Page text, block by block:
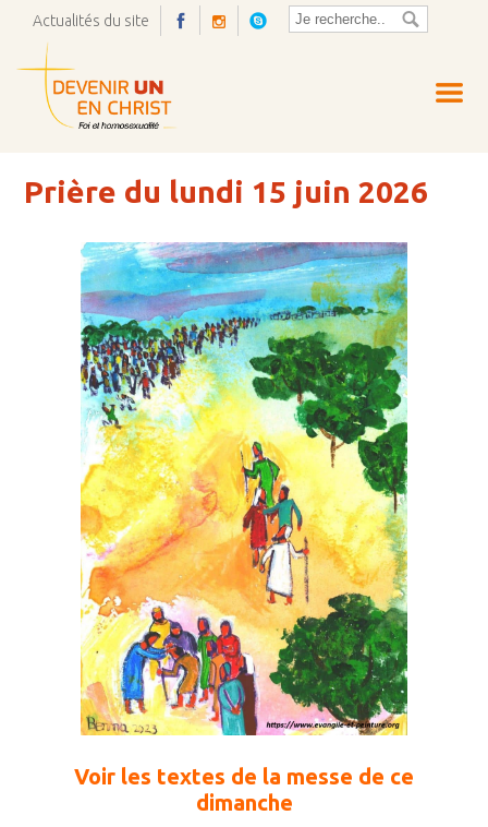
Actualités du site
Prière du lundi 15 juin 2026
Voir les textes de la messe de ce
dimanche